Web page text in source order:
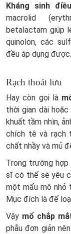
Kháng sinh
macrolid
betalactam giúp
quinolon, các
đều áp dụng được.
Rạch thoát lưu
Hay còn gọi là
thời gian dài
khuất tầm nhìn,
chích tê và rạch
chất nhầy và mủ
Trong trường
sĩ có thể sẽ yêu
một mẩu mô nhỏ
Mục đích là để
Vậy mổ chắp
phẫu đơn giản